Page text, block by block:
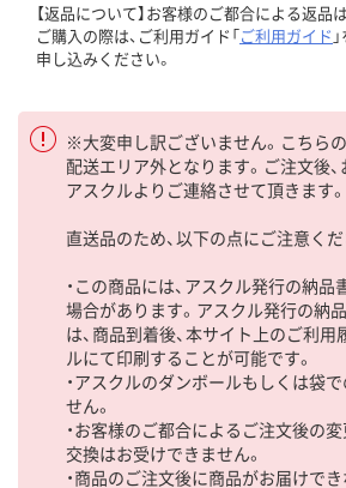
【返品について】お客様のご都合による返品
ご購入の際は、ご利用ガイド「ご利用ガイド
申し込みください。
※大変申し訳ございません。こちら
配送エリア外となります。ご注文後、
アスクルよりご連絡させて頂きます。
直送品のため、以下の点にご注意くだ
・この商品には、アスクル発行の納
場合があります。アスクル発行の納
は、商品到着後、本サイト上のご利
ルにて印刷することが可能です。
・アスクルのダンボールもしくは袋
せん。
・お客様のご都合によるご注文後の変
交換はお受けできません。
・商品のご注文後に商品がお届けで